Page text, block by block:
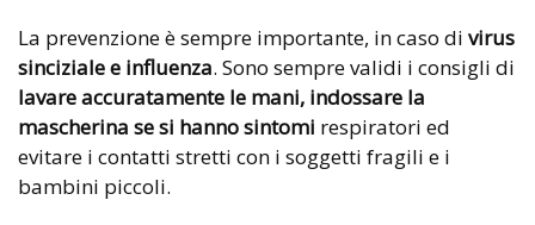
La prevenzione è sempre importante, in caso di virus
sinciziale e influenza. Sono sempre validi i consigli di
lavare accuratamente le mani, indossare la
mascherina se si hanno sintomi respiratori ed
evitare i contatti stretti con i soggetti fragili e i
bambini piccoli.